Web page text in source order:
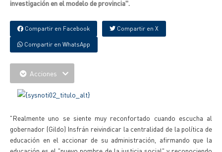
investigación en el modelo de provincia".
Compartir en Facebook Compartir en X
Compartir en WhatsApp
Acciones
"Realmente uno se siente muy reconfortado cuando escucha al
gobernador (Gildo) Insfrán reivindicar la centralidad de la política de
educación en el accionar de su administración, afirmando que la